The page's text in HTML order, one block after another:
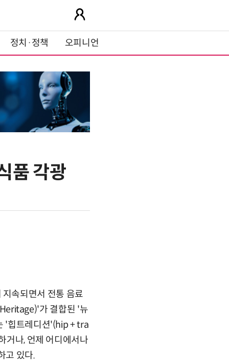
정치·정책 오피니언
품 각광
속되면서 전통 음료
가 결합된 '뉴
'힙트레디션'(hip + tra
거나, 언제 어디에서나
고 있다.